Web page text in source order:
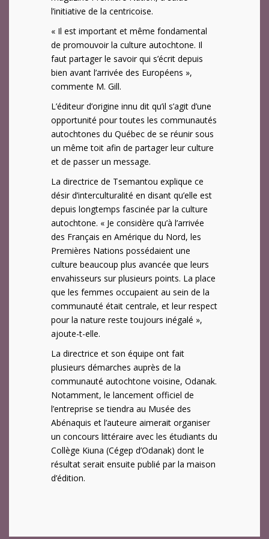
l’initiative de la centricoise.
« Il est important et même fondamental
de promouvoir la culture autochtone. Il
faut partager le savoir qui s’écrit depuis
bien avant l’arrivée des Européens »,
commente M. Gill.
L’éditeur d’origine innu dit qu’il s’agit d’une
opportunité pour toutes les communautés
autochtones du Québec de se réunir sous
un même toit afin de partager leur culture
et de passer un message.
La directrice de Tsemantou explique ce
désir d’interculturalité en disant qu’elle est
depuis longtemps fascinée par la culture
autochtone. « Je considère qu’à l’arrivée
des Français en Amérique du Nord, les
Premières Nations possédaient une
culture beaucoup plus avancée que leurs
envahisseurs sur plusieurs points. La place
que les femmes occupaient au sein de la
communauté était centrale, et leur respect
pour la nature reste toujours inégalé »,
ajoute-t-elle.
La directrice et son équipe ont fait
plusieurs démarches auprès de la
communauté autochtone voisine, Odanak.
Notamment, le lancement officiel de
l’entreprise se tiendra au Musée des
Abénaquis et l’auteure aimerait organiser
un concours littéraire avec les étudiants du
Collège Kiuna (Cégep d’Odanak) dont le
résultat serait ensuite publié par la maison
d’édition.